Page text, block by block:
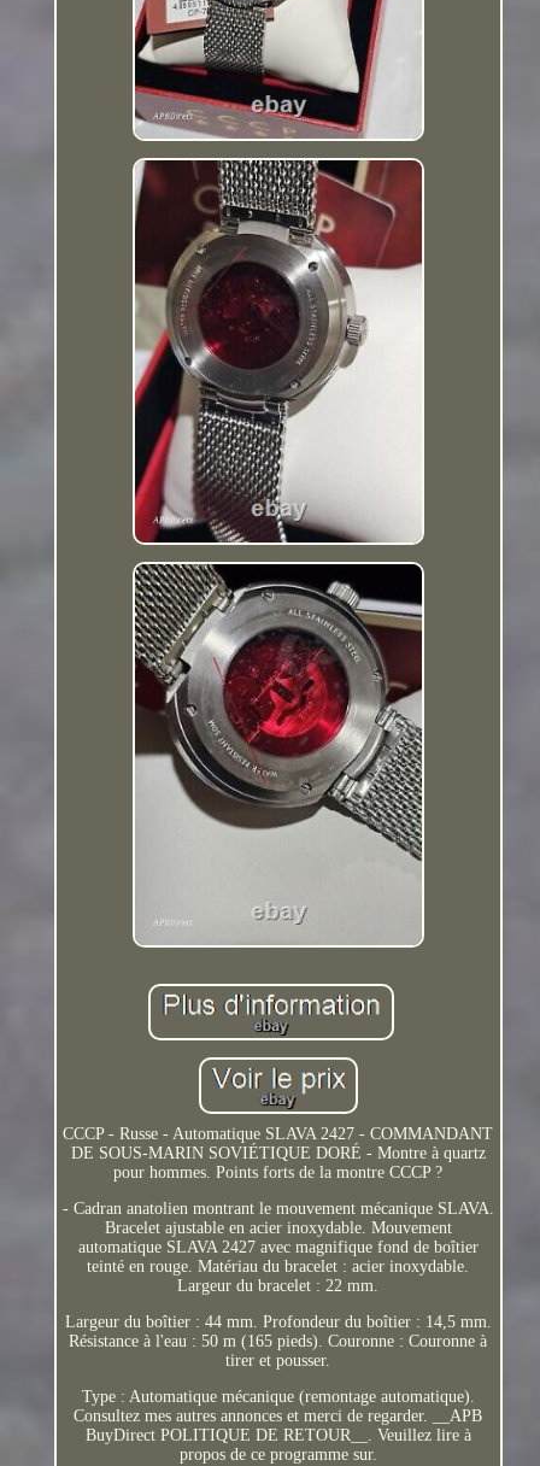
CCCP - Russe - Automatique SLAVA 2427 - COMMANDANT
DE SOUS-MARIN SOVIÉTIQUE DORÉ - Montre à quartz
pour hommes. Points forts de la montre CCCP ?
- Cadran anatolien montrant le mouvement mécanique SLAVA.
Bracelet ajustable en acier inoxydable. Mouvement
automatique SLAVA 2427 avec magnifique fond de boîtier
teinté en rouge. Matériau du bracelet : acier inoxydable.
Largeur du bracelet : 22 mm.
Largeur du boîtier : 44 mm. Profondeur du boîtier : 14,5 mm.
Résistance à l'eau : 50 m (165 pieds). Couronne : Couronne à
tirer et pousser.
Type : Automatique mécanique (remontage automatique).
Consultez mes autres annonces et merci de regarder. __APB
BuyDirect POLITIQUE DE RETOUR__. Veuillez lire à
propos de ce programme sur.